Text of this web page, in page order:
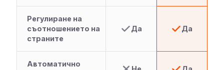
Регулиране на
съотношението на
страните
Да Да
Автоматично